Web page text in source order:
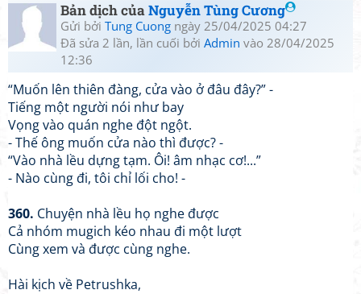
Bản dịch củaNguyễn Tùng Cương
Gửi bởi Tung Cuong ngày 25/04/2025 04:27
Đã sửa 2 lần, lần cuối bởi Admin vào 28/04/2025
12:36
“Muốn lên thiên đàng, cửa vào ở đâu đây?” -
Tiếng một người nói như bay
Vọng vào quán nghe đột ngột.
- Thế ông muốn cửa nào thì được? -
“Vào nhà lều dựng tạm. Ôi! âm nhạc cơ!...”
- Nào cùng đi, tôi chỉ lối cho! -
360. Chuyện nhà lều họ nghe được
Cả nhóm mugich kéo nhau đi một lượt
Cùng xem và được cùng nghe.
Hài kịch về Petrushka,